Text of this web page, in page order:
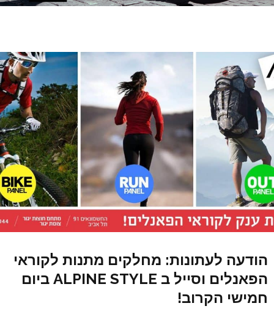
הודעה לעתונות: מחלקים מתנות לקוראי
הפאנלים וסייל ב ALPINE STYLE ביום
חמישי הקרוב!